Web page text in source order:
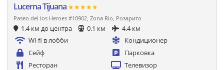
Lucerna Tijuana ★★★★★
Paseo del los Heroes #10902, Zona Rio, Розарито
1.4 км до центра 0.1 км
4.4 км
Wi-fi в лобби
Кондиционер
Сейф
Парковка
Ресторан
Телевизор